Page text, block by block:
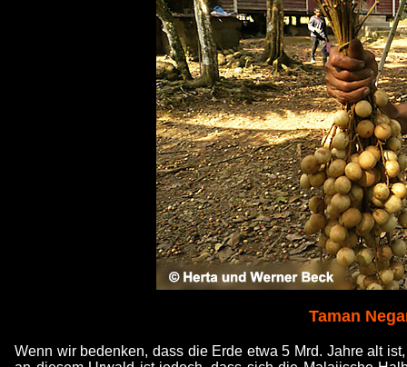
Taman
Wenn wir bedenken, dass die Erde etwa 5 Mrd. Jahre alt